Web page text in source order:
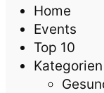
Home
Events
Top 10
Kategorien